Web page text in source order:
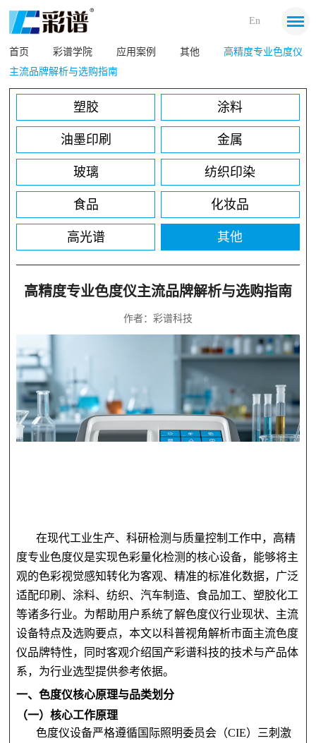
En
首页 彩谱学院 应用案例 其他
高精度专业色度仪
主流品牌解析与选购指南
塑胶 涂料
油墨印刷 金属
玻璃 纺织印染
食品 化妆品
高光谱 其他
高精度专业色度仪主流品牌解析与选购指南
作者：彩谱科技
在现代工业生产、科研检测与质量控制工作中，高精
度专业色度仪是实现色彩量化检测的核心设备，能够将主
观的色彩视觉感知转化为客观、精准的标准化数据，广泛
适配印刷、涂料、纺织、汽车制造、食品加工、塑胶化工
等诸多行业。为帮助用户系统了解色度仪行业现状、主流
设备特点及选购要点，本文以科普视角解析市面主流色度
仪品牌特性，同时客观介绍国产彩谱科技的技术与产品体
系，为行业选型提供参考依据。
一、色度仪核心原理与品类划分
（一）核心工作原理
色度仪设备严格遵循国际照明委员会（CIE）三刺激